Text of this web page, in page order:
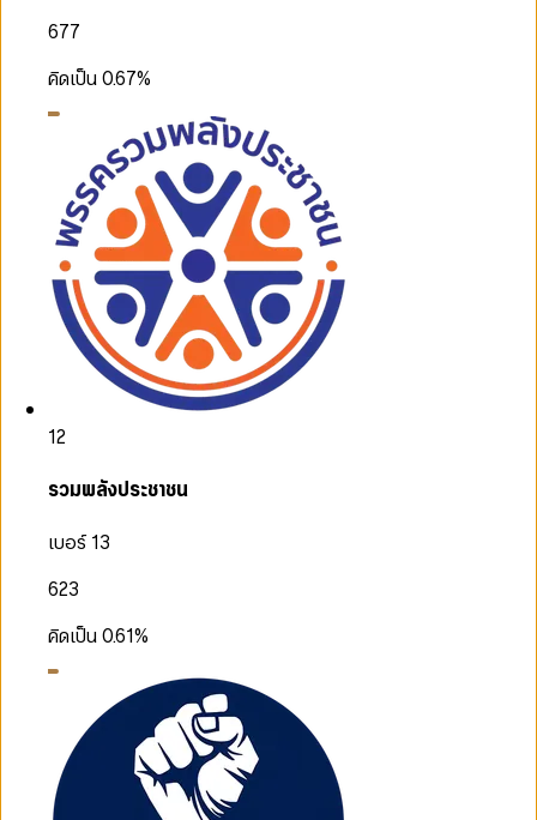
677
คิดเป็น0.67%
12
รวมพลังประชาชน
เบอร์ 13
623
คิดเป็น0.61%